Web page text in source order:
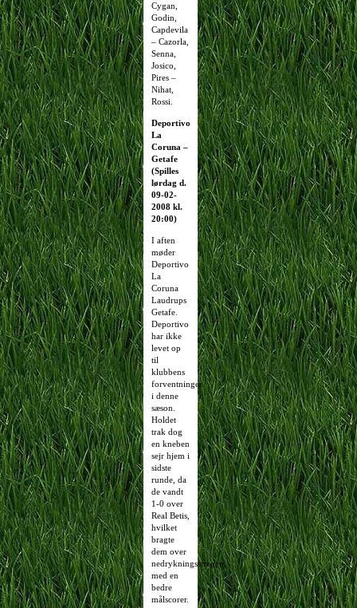
Cygan,
Godin,
Capdevila
– Cazorla,
Senna,
Josico,
Pires –
Nihat,
Rossi.
Deportivo
La
Coruna –
Getafe
(Spilles
lørdag d.
09-02-
2008 kl.
20:00)
I aften
møder
Deportivo
La
Coruna
Laudrups
Getafe.
Deportivo
har ikke
levet op
til
klubbens
forventninger
i denne
sæson.
Holdet
trak dog
en kneben
sejr hjem i
sidste
runde, da
de vandt
1-0 over
Real Betis,
hvilket
bragte
dem over
nedrykningsstregen,
med en
bedre
målscorer.